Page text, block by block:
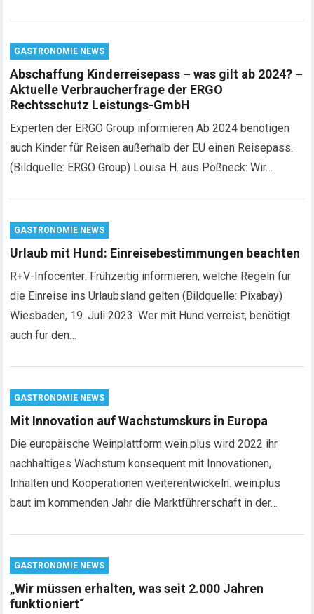
GASTRONOMIE NEWS
Abschaffung Kinderreisepass – was gilt ab 2024? –
Aktuelle Verbraucherfrage der ERGO
Rechtsschutz Leistungs-GmbH
Experten der ERGO Group informieren Ab 2024 benötigen
auch Kinder für Reisen außerhalb der EU einen Reisepass.
(Bildquelle: ERGO Group) Louisa H. aus Pößneck: Wir…
GASTRONOMIE NEWS
Urlaub mit Hund: Einreisebestimmungen beachten
R+V-Infocenter: Frühzeitig informieren, welche Regeln für
die Einreise ins Urlaubsland gelten (Bildquelle: Pixabay)
Wiesbaden, 19. Juli 2023. Wer mit Hund verreist, benötigt
auch für den…
GASTRONOMIE NEWS
Mit Innovation auf Wachstumskurs in Europa
Die europäische Weinplattform wein.plus wird 2022 ihr
nachhaltiges Wachstum konsequent mit Innovationen,
Inhalten und Kooperationen weiterentwickeln. wein.plus
baut im kommenden Jahr die Marktführerschaft in der…
GASTRONOMIE NEWS
„Wir müssen erhalten, was seit 2.000 Jahren
funktioniert“